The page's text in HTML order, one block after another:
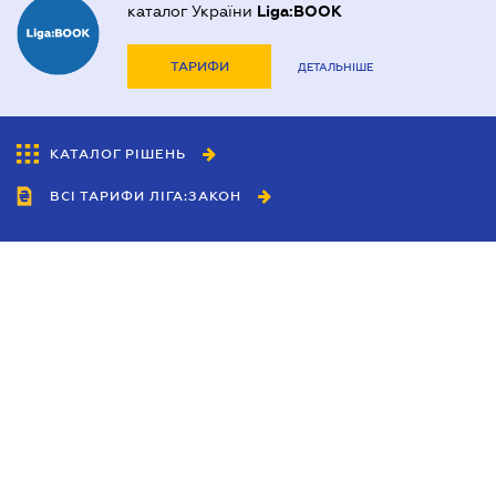
каталог України Liga:BOOK
ТАРИФИ ДЕТАЛЬНІШЕ
КАТАЛОГ РІШЕНЬ
ВСІ ТАРИФИ ЛІГА:ЗАКОН